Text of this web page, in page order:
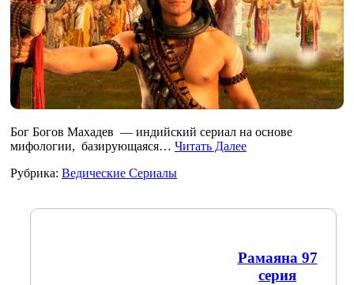
Бог Богов Махадев — индийский сериал на основе
мифологии, базирующаяся… Читать Далее
Рубрика: Ведические Сериалы
Рамаяна 97
серия